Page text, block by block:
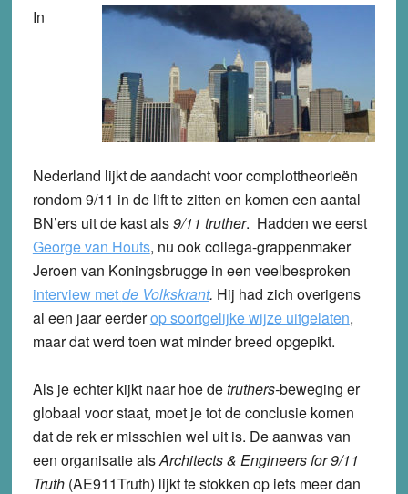
In
Nederland lijkt de aandacht voor complottheorieën
rondom 9/11 in de lift te zitten en komen een aantal
BN’ers uit de kast als9/11 truther. Hadden we eerst
George van Houts, nu ook collega-grappenmaker
Jeroen van Koningsbrugge in een veelbesproken
interview metde Volkskrant. Hij had zich overigens
al een jaar eerderop soortgelijke wijze uitgelaten,
maar dat werd toen wat minder breed opgepikt.
Als je echter kijkt naar hoe detruthers-beweging er
globaal voor staat, moet je tot de conclusie komen
dat de rek er misschien wel uit is. De aanwas van
een organisatie alsArchitects & Engineers for 9/11
Truth(AE911Truth) lijkt te stokken op iets meer dan